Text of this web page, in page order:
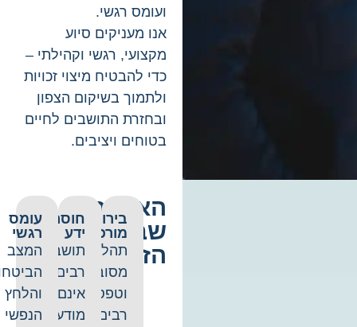
ועומס רגשי.
אנו מעניקים סיוע
מקצועי, רגשי וקהילתי –
כדי להבטיח מיצוי זכויות
ולתמוך בשיקום הצפון
ובחזרת התושבים לחיים
בטוחים ויציבים.
האתגר
שבמימוש
הזכויות
בירוקרטיה
מורכבת
תהליכים
מסובכים
וטפסים
רבים
חוסר
ידע
תושבים
רבים
אינם
מודעים
עומס
רגשי
המצב
הביטחוני
והלחץ
הנפשי